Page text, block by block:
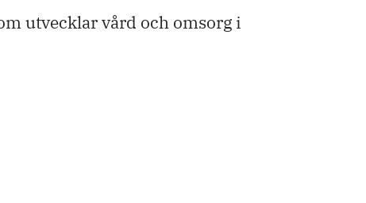
utvecklar vård och omsorg i